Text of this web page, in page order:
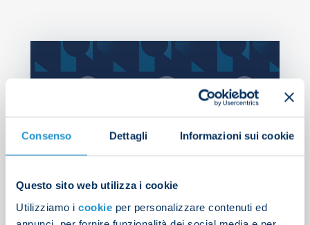
Consenso Dettagli Informazioni sui cookie
Questo sito web utilizza i cookie
Utilizziamo i cookie per personalizzare contenuti ed